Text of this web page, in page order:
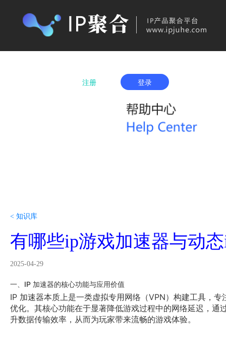
首页 产品购买 IP城市列表 服务
注册 登录
< 知识库
有哪些ip游戏加速器与动
2025-04-29
一、IP 加速器的核心功能与应用价值
IP 加速器本质上是一类虚拟专用网络（VPN）构建工具，专
优化。其核心功能在于显著降低游戏过程中的网络延迟，通
升数据传输效率，从而为玩家带来流畅的游戏体验。